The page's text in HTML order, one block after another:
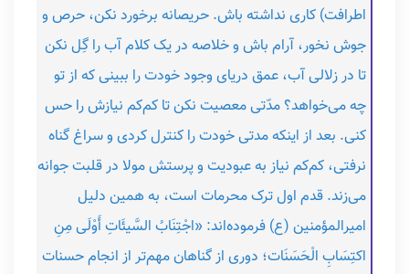
اطرافت) کاری نداشته باش. حریصانه برخورد نکن، حرص و
جوش نخور، آرام باش و خلاصه در یک کلام آب را گِل نکن
تا در زلالی آب، عمق دریای وجود خودت را ببینی که از تو
چه می‌خواهد؟ مدّتی معصیت نکن تا کم‌کم نیازش را حس
کنی. بعد از اینکه مدتی خودت را کنترل کردی و سراغ گناه
نرفتی، کم‌کم نیاز به عبودیت و پرستش مولا در قلبت جوانه
می‌زند. قدم اول ترک محرمات است، به همین دلیل
امیرالمؤمنین (ع) فرموده‌اند: «اجْتِنَابُ السَّیئَاتِ أَوْلَی مِنِ
اکتِسَابِ الْحَسَنَات؛ دوری از گناهان مهم‌تر از انجام حسنات